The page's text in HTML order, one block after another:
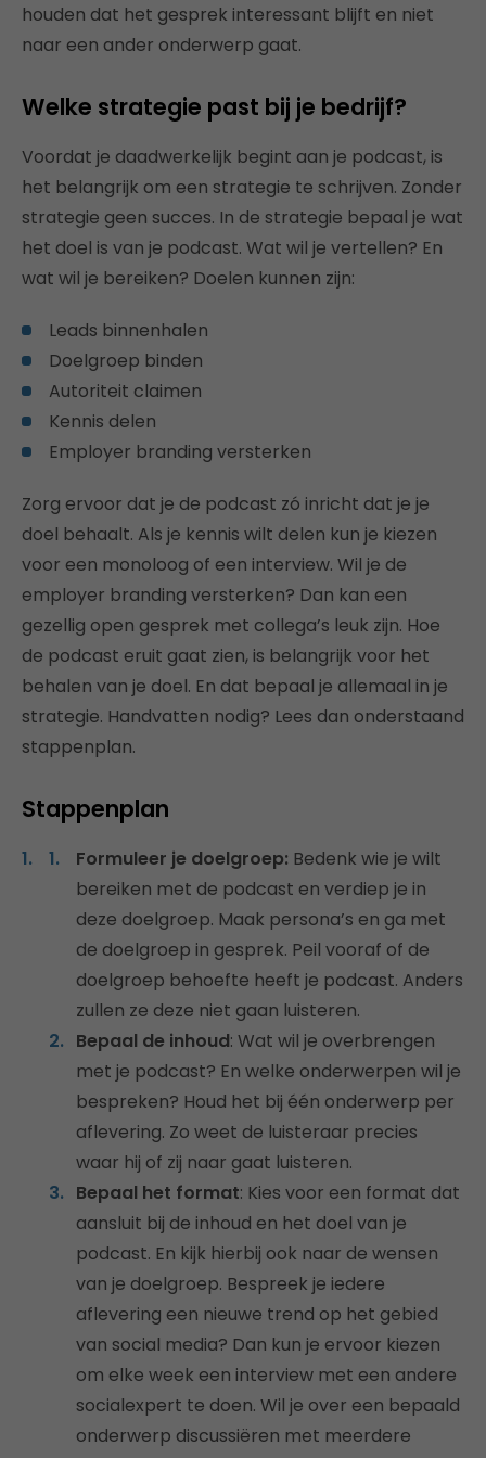
houden dat het gesprek interessant blijft en niet
naar een ander onderwerp gaat.
Welke strategie past bij je bedrijf?
Voordat je daadwerkelijk begint aan je podcast, is
het belangrijk om een strategie te schrijven. Zonder
strategie geen succes. In de strategie bepaal je wat
het doel is van je podcast. Wat wil je vertellen? En
wat wil je bereiken? Doelen kunnen zijn:
Leads binnenhalen
Doelgroep binden
Autoriteit claimen
Kennis delen
Employer branding versterken
Zorg ervoor dat je de podcast zó inricht dat je je
doel behaalt. Als je kennis wilt delen kun je kiezen
voor een monoloog of een interview. Wil je de
employer branding versterken? Dan kan een
gezellig open gesprek met collega’s leuk zijn. Hoe
de podcast eruit gaat zien, is belangrijk voor het
behalen van je doel. En dat bepaal je allemaal in je
strategie. Handvatten nodig? Lees dan onderstaand
stappenplan.
Stappenplan
Formuleer je doelgroep: Bedenk wie je wilt
bereiken met de podcast en verdiep je in
deze doelgroep. Maak persona’s en ga met
de doelgroep in gesprek. Peil vooraf of de
doelgroep behoefte heeft je podcast. Anders
zullen ze deze niet gaan luisteren.
Bepaal de inhoud: Wat wil je overbrengen
met je podcast? En welke onderwerpen wil je
bespreken? Houd het bij één onderwerp per
aflevering. Zo weet de luisteraar precies
waar hij of zij naar gaat luisteren.
Bepaal het format: Kies voor een format dat
aansluit bij de inhoud en het doel van je
podcast. En kijk hierbij ook naar de wensen
van je doelgroep. Bespreek je iedere
aflevering een nieuwe trend op het gebied
van social media? Dan kun je ervoor kiezen
om elke week een interview met een andere
socialexpert te doen. Wil je over een bepaald
onderwerp discussiëren met meerdere